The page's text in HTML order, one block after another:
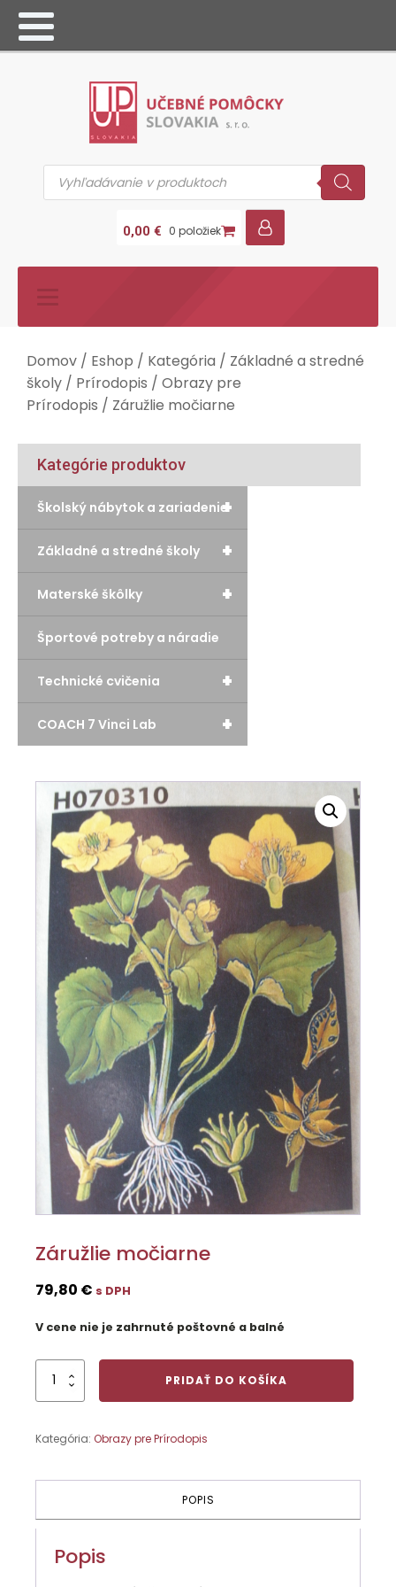
Products
search
0,00 € 0 položiek
Domov / Eshop / Kategória / Základné a stredné
školy / Prírodopis / Obrazy pre
Prírodopis / Záružlie močiarne
Kategórie produktov
+
Školský nábytok a zariadenie
+
Základné a stredné školy
+
Materské škôlky
Športové potreby a náradie
+
Technické cvičenia
+
COACH 7 Vinci Lab
Záružlie močiarne
79,80 € s DPH
V cene nie je zahrnuté poštovné a balné
množstvo
Záružlie
PRIDAŤ DO KOŠÍKA
Kategória: Obrazy pre Prírodopis
POPIS
Popis